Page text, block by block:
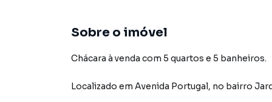
Sobre o imóvel
Chácara à venda com 5 quartos e 5 banheiros.
Localizado em Avenida Portugal, no bairro